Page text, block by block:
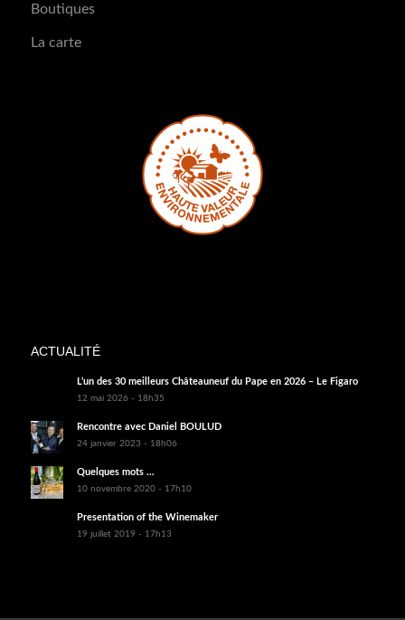
Boutiques
La carte
ACTUALITÉ
L’un des 30 meilleurs Châteauneuf du Pape en 2026 – Le Figaro
12 mai 2026 - 18h35
Rencontre avec Daniel BOULUD
24 janvier 2023 - 18h06
Quelques mots …
10 novembre 2020 - 17h10
Presentation of the Winemaker
19 juillet 2019 - 17h13